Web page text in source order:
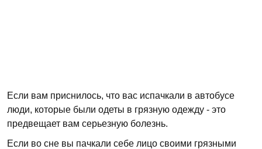
Если вам приснилось, что вас испачкали в автобусе
люди, которые были одеты в грязную одежду - это
предвещает вам серьезную болезнь.
Если во сне вы пачкали себе лицо своими грязными